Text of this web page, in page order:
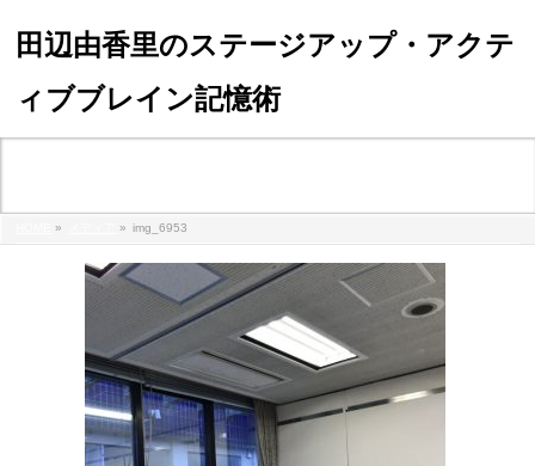
田辺由香里のステージアップ・アクテ
ィブブレイン記憶術
» » img_6953